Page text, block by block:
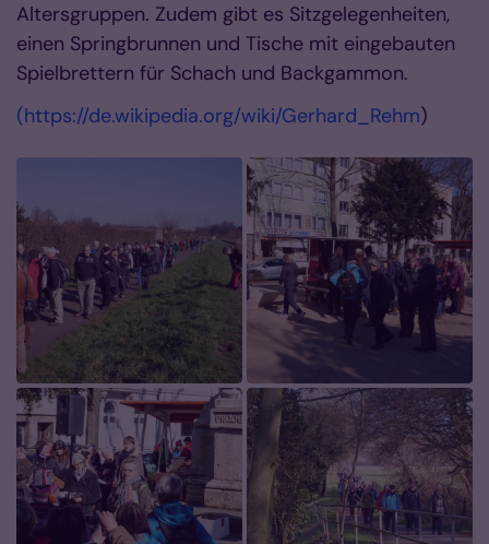
Altersgruppen. Zudem gibt es Sitzgelegenheiten,
einen Springbrunnen und Tische mit eingebauten
Spielbrettern für Schach und Backgammon.
(https://de.wikipedia.org/wiki/Gerhard_Rehm)